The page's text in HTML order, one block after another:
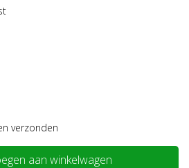
verzonden
aan winkelwagen